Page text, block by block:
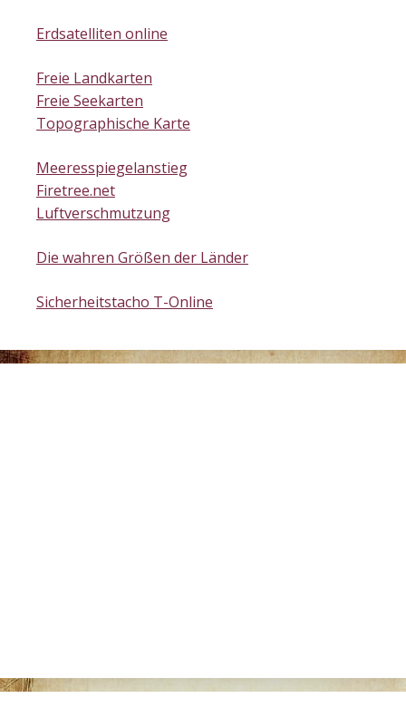
Erdsatelliten online
Freie Landkarten
Freie Seekarten
Topographische Karte
Meeresspiegelanstieg
Firetree.net
Luftverschmutzung
Die wahren Größen der Länder
Sicherheitstacho T-Online